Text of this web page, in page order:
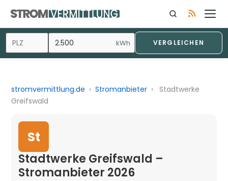
kWh VERGLEICHEN
stromvermittlung.de › Stromanbieter ›
Stadtwerke
Greifswald
St
Stadtwerke Greifswald –
Stromanbieter 2026